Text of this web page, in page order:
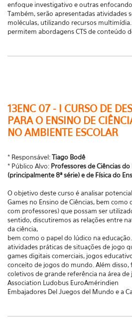
enfoque investigativo e outras
Também, serão apresentadas atividades
moléculas, utilizando recursos
permitem abordagens CTS de conteúdo
13ENC 07 - I CURSO DE
PARA O ENSINO DE
NO AMBIENTE ESCOLAR
* Responsável:Tiago Bodê
* Público Alvo: Professores de Ciências
(principalmente 8ª série) e de Física do
O objetivo deste curso é analisar
Games no Ensino de Ciências, bem
com professores) que possam ser
sentido, discutiremos as relações entre
da ciência,
bem como o papel do lúdico na
atividades práticas de situações de jogo
games digitais comerciais, jogos
conceito de jogos do mundo. Além
coletivos de grande referência na área de
Association Ludobus EuroAmérindien
Embajadores Del Juegos del Mundo e a